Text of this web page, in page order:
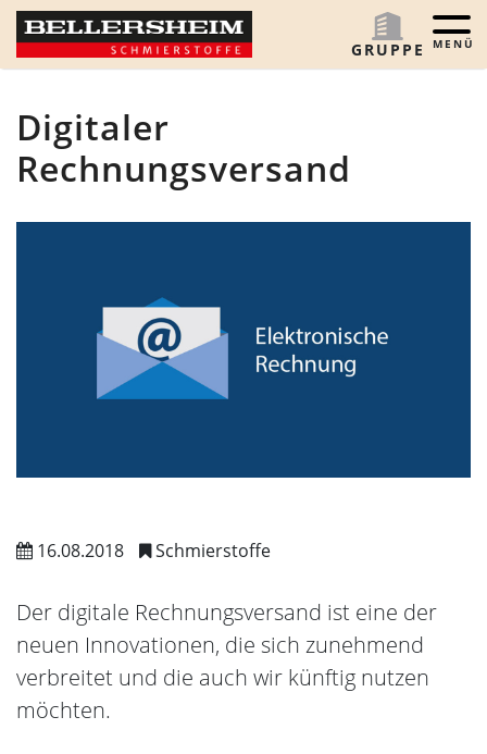
Digitaler
Rechnungsversand
16.08.2018 Schmierstoffe
Der digitale Rechnungsversand ist eine der
neuen Innovationen, die sich zunehmend
verbreitet und die auch wir künftig nutzen
möchten.
GRUPPE
Menü